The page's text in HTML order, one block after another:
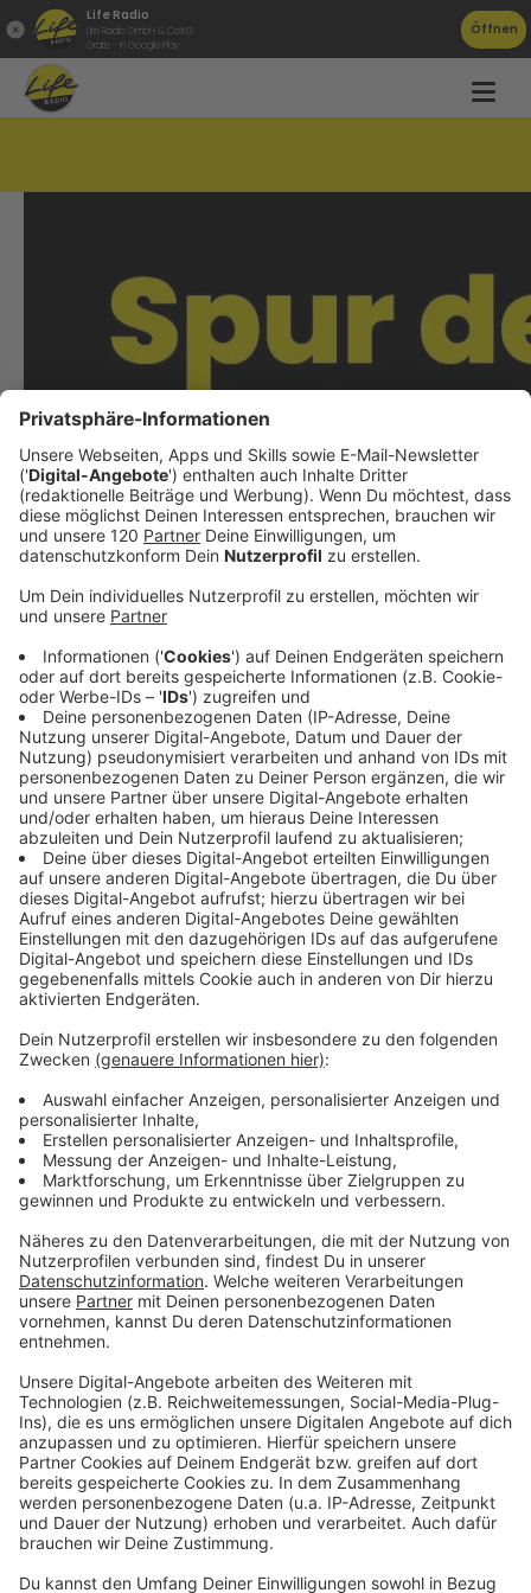
Life Radio
Life Radio GmbH & Co.KG
Gratis - in Google Play
Öffnen
Info-Update: Die nächste Folge kommt
etwas später + Teaser
Kurzes Info-Update: Die nächste Folge von „Spur
der Verbrechen“ kommt krankheitsbedingt etwas
später raus.
Thema dieser Folge ist Gewaltopferbetreuung im
Krankenhaus und sogenannte „Forensic Nurses“ –
Krankenpflegepersonal, das spezialisiert forensisch
ausgebildet wird.
Neues Release-Datum ist der 11. Mai, stay tuned!
Spur der Verbrechen ist ein Podcast von Life Radio
undChristina Linecker.
Ihr habt Feedback, Fallvorschläge oder Fragen?